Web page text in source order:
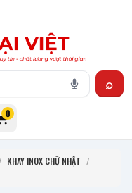
0
KHAY INOX CHỮ NHẬT /